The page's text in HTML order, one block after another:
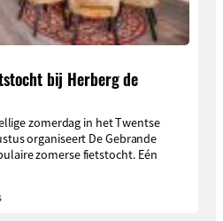
bij Herberg de
zomerdag in het Twentse
organiseert De Gebrande
zomerse fietstocht. Eén